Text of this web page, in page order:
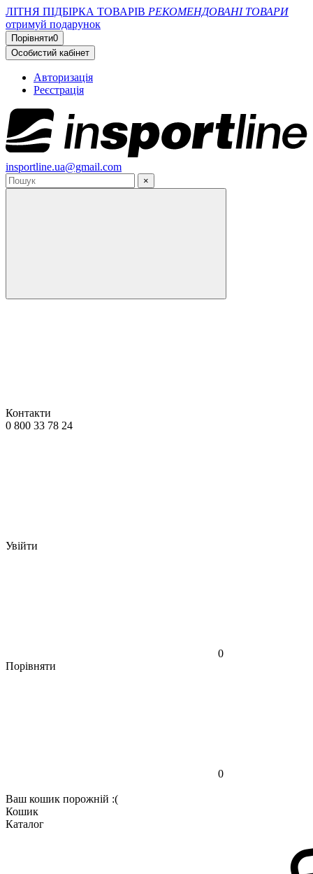
ЛІТНЯ ПІДБІРКА ТОВАРІВ РЕКОМЕНДОВАНІ ТОВАРИ
отримуй подарунок
Порівняти0
Особистий кабінет
Авторизація
Реєстрація
insportline.ua@gmail.com
×
Контакти
0 800 33 78 24
Увійти
0
Порівняти
0
Ваш кошик порожній :(
Кошик
Каталог